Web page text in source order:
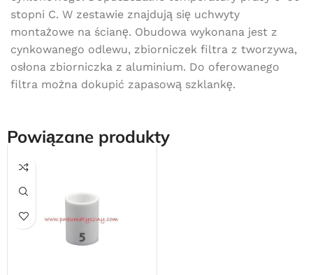
stopni C. W zestawie znajdują się uchwyty
montażowe na ścianę. Obudowa wykonana jest z
cynkowanego odlewu, zbiorniczek filtra z tworzywa,
osłona zbiorniczka z aluminium. Do oferowanego
filtra można dokupić zapasową szklankę.
Powiązane produkty